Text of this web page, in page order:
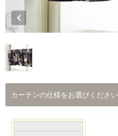
カーテンの仕様をお選びください